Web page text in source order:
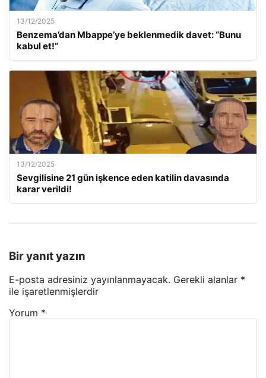
13/12/2025
Benzema’dan Mbappe’ye beklenmedik davet: “Bunu
kabul et!”
13/12/2025
Sevgilisine 21 gün işkence eden katilin davasında
karar verildi!
Bir yanıt yazın
E-posta adresiniz yayınlanmayacak. Gerekli alanlar *
ile işaretlenmişlerdir
Yorum *